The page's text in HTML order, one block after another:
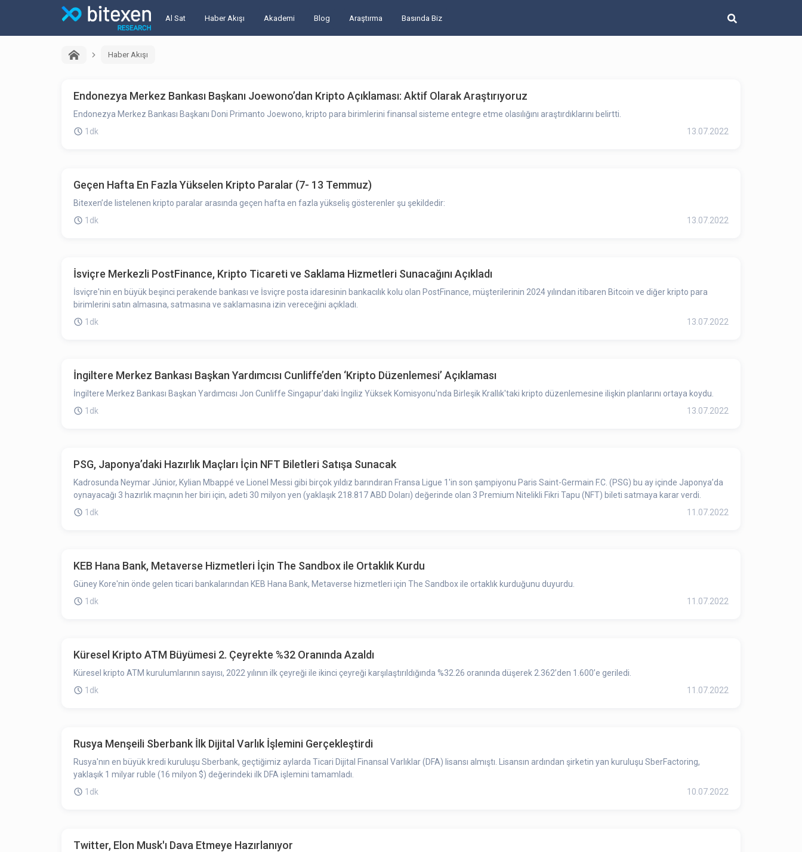
Al Sat Haber Akışı Akademi Blog Araştırma Basında Biz
Haber Akışı
Endonezya Merkez Bankası Başkanı Joewono’dan Kripto Açıklaması: Aktif Olarak Araştırıyoruz
Endonezya Merkez Bankası Başkanı Doni Primanto Joewono, kripto para birimlerini finansal sisteme entegre etme olasılığını araştırdıklarını belirtti.
1dk
13.07.2022
Geçen Hafta En Fazla Yükselen Kripto Paralar (7- 13 Temmuz)
Bitexen’de listelenen kripto paralar arasında geçen hafta en fazla yükseliş gösterenler şu şekildedir:
1dk
13.07.2022
İsviçre Merkezli PostFinance, Kripto Ticareti ve Saklama Hizmetleri Sunacağını Açıkladı
İsviçre'nin en büyük beşinci perakende bankası ve İsviçre posta idaresinin bankacılık kolu olan PostFinance, müşterilerinin 2024 yılından itibaren Bitcoin ve diğer kripto para
birimlerini satın almasına, satmasına ve saklamasına izin vereceğini açıkladı.
1dk
13.07.2022
İngiltere Merkez Bankası Başkan Yardımcısı Cunliffe’den ‘Kripto Düzenlemesi’ Açıklaması
İngiltere Merkez Bankası Başkan Yardımcısı Jon Cunliffe Singapur'daki İngiliz Yüksek Komisyonu'nda Birleşik Krallık'taki kripto düzenlemesine ilişkin planlarını ortaya koydu.
1dk
13.07.2022
PSG, Japonya’daki Hazırlık Maçları İçin NFT Biletleri Satışa Sunacak
Kadrosunda Neymar Júnior, Kylian Mbappé ve Lionel Messi gibi birçok yıldız barındıran Fransa Ligue 1'in son şampiyonu Paris Saint-Germain F.C. (PSG) bu ay içinde Japonya’da
oynayacağı 3 hazırlık maçının her biri için, adeti 30 milyon yen (yaklaşık 218.817 ABD Doları) değerinde olan 3 Premium Nitelikli Fikri Tapu (NFT) bileti satmaya karar verdi.
1dk
11.07.2022
KEB Hana Bank, Metaverse Hizmetleri İçin The Sandbox ile Ortaklık Kurdu
Güney Kore'nin önde gelen ticari bankalarından KEB Hana Bank, Metaverse hizmetleri için The Sandbox ile ortaklık kurduğunu duyurdu.
1dk
11.07.2022
Küresel Kripto ATM Büyümesi 2. Çeyrekte %32 Oranında Azaldı
Küresel kripto ATM kurulumlarının sayısı, 2022 yılının ilk çeyreği ile ikinci çeyreği karşılaştırıldığında %32.26 oranında düşerek 2.362’den 1.600’e geriledi.
1dk
11.07.2022
Rusya Menşeili Sberbank İlk Dijital Varlık İşlemini Gerçekleştirdi
Rusya'nın en büyük kredi kuruluşu Sberbank, geçtiğimiz aylarda Ticari Dijital Finansal Varlıklar (DFA) lisansı almıştı. Lisansın ardından şirketin yan kuruluşu SberFactoring,
yaklaşık 1 milyar ruble (16 milyon $) değerindeki ilk DFA işlemini tamamladı.
1dk
10.07.2022
Twitter, Elon Musk'ı Dava Etmeye Hazırlanıyor